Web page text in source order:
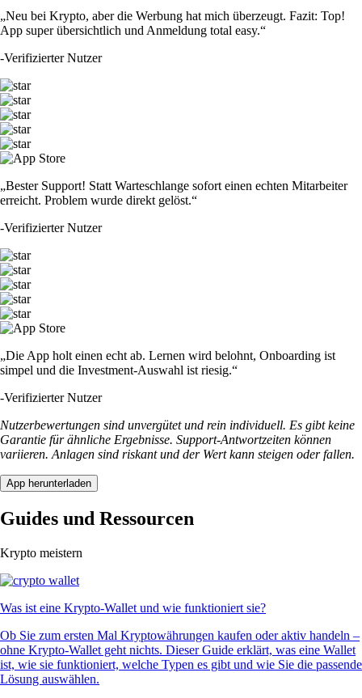
„Neu bei Krypto, aber die Werbung hat mich überzeugt. Fazit: Top!
App super übersichtlich und Anmeldung total easy.“
-Verifizierter Nutzer
„Bester Support! Statt Warteschlange sofort einen echten Mitarbeiter
erreicht. Problem wurde direkt gelöst.“
-Verifizierter Nutzer
„Die App holt einen echt ab. Lernen wird belohnt, Onboarding ist
simpel und die Investment-Auswahl ist riesig.“
-Verifizierter Nutzer
Nutzerbewertungen sind unvergütet und rein individuell. Es gibt keine
Garantie für ähnliche Ergebnisse. Support-Antwortzeiten können
variieren. Anlagen sind riskant und der Wert kann steigen oder fallen.
App herunterladen
Guides und Ressourcen
Krypto meistern
Was ist eine Krypto-Wallet und wie funktioniert sie?
Ob Sie zum ersten Mal Kryptowährungen kaufen oder aktiv handeln –
ohne Krypto-Wallet geht nichts. Dieser Guide erklärt, was eine Wallet
ist, wie sie funktioniert, welche Typen es gibt und wie Sie die passende
Lösung auswählen.